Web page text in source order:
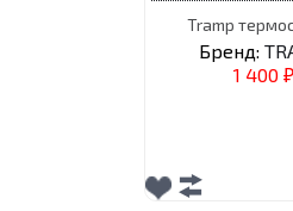
Tramp
Бренд:
1 400 ₽